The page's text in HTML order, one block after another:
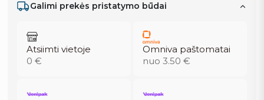
Galimi prekės pristatymo būdai
Atsiimti vietoje
0 €
Omniva paštomatai
nuo 3.50 €